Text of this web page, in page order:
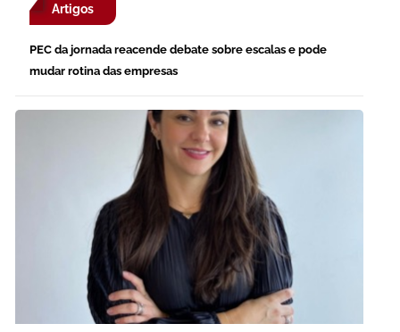
Artigos
PEC da jornada reacende debate sobre escalas e pode
mudar rotina das empresas